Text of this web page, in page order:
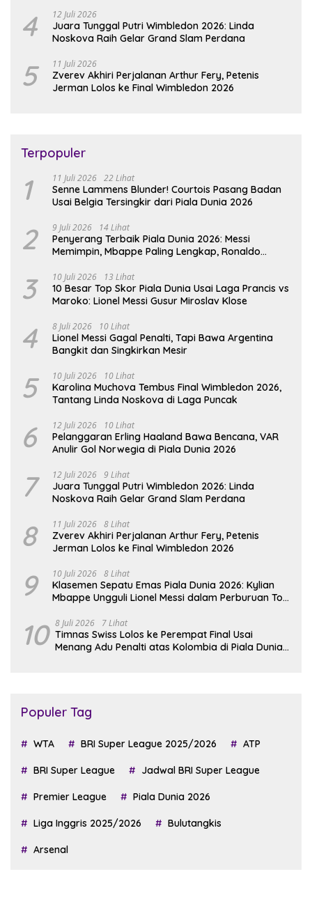
4 12 Juli 2026
Juara Tunggal Putri Wimbledon 2026: Linda
Noskova Raih Gelar Grand Slam Perdana
5 11 Juli 2026
Zverev Akhiri Perjalanan Arthur Fery, Petenis
Jerman Lolos ke Final Wimbledon 2026
Terpopuler
1 11 Juli 2026 22 Lihat
Senne Lammens Blunder! Courtois Pasang Badan
Usai Belgia Tersingkir dari Piala Dunia 2026
2 9 Juli 2026 14 Lihat
Penyerang Terbaik Piala Dunia 2026: Messi
Memimpin, Mbappe Paling Lengkap, Ronaldo
3 10 Juli 2026 13 Lihat
10 Besar Top Skor Piala Dunia Usai Laga Prancis vs
Maroko: Lionel Messi Gusur Miroslav Klose
4 8 Juli 2026 10 Lihat
Lionel Messi Gagal Penalti, Tapi Bawa Argentina
Bangkit dan Singkirkan Mesir
5 10 Juli 2026 10 Lihat
Karolina Muchova Tembus Final Wimbledon 2026,
Tantang Linda Noskova di Laga Puncak
6 12 Juli 2026 10 Lihat
Pelanggaran Erling Haaland Bawa Bencana, VAR
Anulir Gol Norwegia di Piala Dunia 2026
7 12 Juli 2026 9 Lihat
Juara Tunggal Putri Wimbledon 2026: Linda
Noskova Raih Gelar Grand Slam Perdana
8 11 Juli 2026 8 Lihat
Zverev Akhiri Perjalanan Arthur Fery, Petenis
Jerman Lolos ke Final Wimbledon 2026
9 10 Juli 2026 8 Lihat
Klasemen Sepatu Emas Piala Dunia 2026: Kylian
Mbappe Ungguli Lionel Messi dalam Perburuan Top
10 8 Juli 2026 7 Lihat
Timnas Swiss Lolos ke Perempat Final Usai
Menang Adu Penalti atas Kolombia di Piala Dunia
Populer Tag
WTA BRI Super League 2025/2026 ATP
BRI Super League Jadwal BRI Super League
Premier League Piala Dunia 2026
Liga Inggris 2025/2026 Bulutangkis
Arsenal